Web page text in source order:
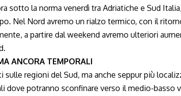
sotto la norma venerdì tra Adriatiche e Sud
Nel Nord avremo un rialzo termico, con il
a partire dal weekend avremo ulteriori
ANCORA TEMPORALI
regioni del Sud, ma anche seppur più
dove potranno sconfinare verso il medio-basso